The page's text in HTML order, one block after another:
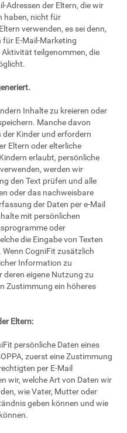
Adressen der Eltern, die wir
haben, nicht für
verwenden, es sei denn,
für E-Mail-Marketing
teilgenommen, die
Inhalte zu kreieren oder
Manche davon
Kinder und erfordern
Eltern oder elterliche
erlaubt, persönliche
werden wir
den Text prüfen und alle
oder das nachweisbare
der Daten per e-Mail
mit persönlichen
oder
die Eingabe von Texten
CogniFit zusätzlich
Information zu
eigene Nutzung zu
Zustimmung ein höheres
Eltern:
persönliche Daten eines
zuerst eine Zustimmung
per E-Mail
wir, welche Art von Daten wir
wie Vater, Mutter oder
geben können und wie